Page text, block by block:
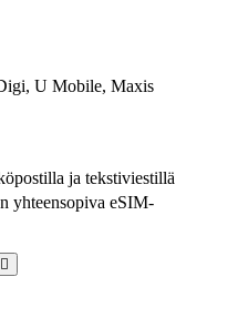
U Mobile, Maxis
ja tekstiviestillä
yhteensopiva eSIM-